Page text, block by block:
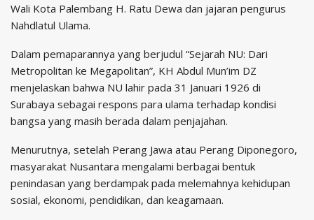
Wali Kota Palembang H. Ratu Dewa dan jajaran pengurus
Nahdlatul Ulama.
Dalam pemaparannya yang berjudul “Sejarah NU: Dari
Metropolitan ke Megapolitan”, KH Abdul Mun’im DZ
menjelaskan bahwa NU lahir pada 31 Januari 1926 di
Surabaya sebagai respons para ulama terhadap kondisi
bangsa yang masih berada dalam penjajahan.
Menurutnya, setelah Perang Jawa atau Perang Diponegoro,
masyarakat Nusantara mengalami berbagai bentuk
penindasan yang berdampak pada melemahnya kehidupan
sosial, ekonomi, pendidikan, dan keagamaan.